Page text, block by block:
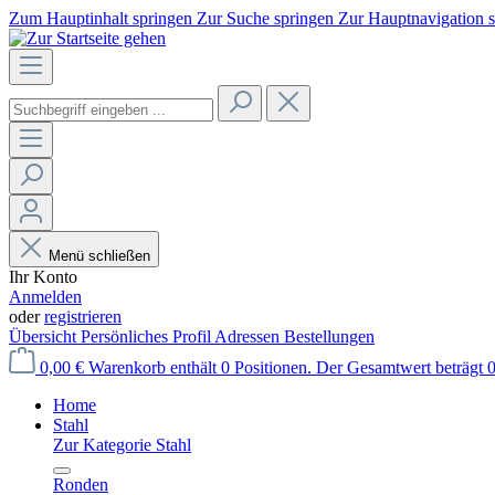
Zum Hauptinhalt springen Zur Suche springen Zur Hauptnavigation
Menü schließen
Ihr Konto
Anmelden
oderregistrieren
Übersicht Persönliches Profil Adressen Bestellungen
0,00 € Warenkorb enthält 0 Positionen. Der Gesamtwert beträgt
Home
Stahl
Zur Kategorie Stahl
Ronden